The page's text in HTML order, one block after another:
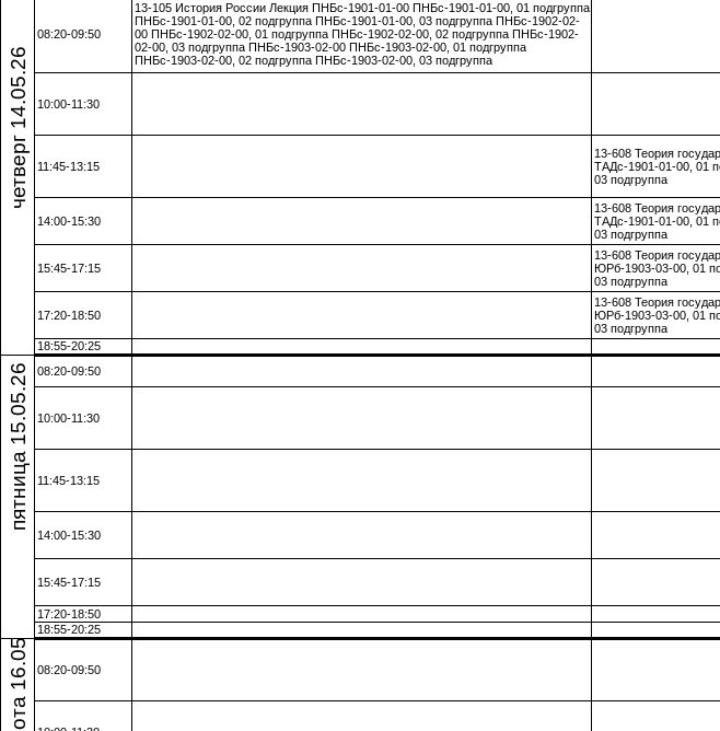
четверг 14.05.26
08:20-09:50
13-105 История России Лекция ПНБс-1901-01-00 ПНБс-1901-01-00, 01 подгруппа
ПНБс-1901-01-00, 02 подгруппа ПНБс-1901-01-00, 03 подгруппа ПНБс-1902-02-
00 ПНБс-1902-02-00, 01 подгруппа ПНБс-1902-02-00, 02 подгруппа ПНБс-1902-
02-00, 03 подгруппа ПНБс-1903-02-00 ПНБс-1903-02-00, 01 подгруппа
ПНБс-1903-02-00, 02 подгруппа ПНБс-1903-02-00, 03 подгруппа
10:00-11:30
11:45-13:15
13-608 Теория
ТАДс-1901-01-00, 01
03 подгруппа
14:00-15:30
13-608 Теория
ТАДс-1901-01-00, 01
03 подгруппа
15:45-17:15
13-608 Теория
ЮРб-1903-03-00, 01
03 подгруппа
17:20-18:50
13-608 Теория
ЮРб-1903-03-00, 01
03 подгруппа
18:55-20:25
пятница 15.05.26 08:20-09:50
10:00-11:30
11:45-13:15
14:00-15:30
15:45-17:15
17:20-18:50
18:55-20:25
суббота 16.05.26 08:20-09:50